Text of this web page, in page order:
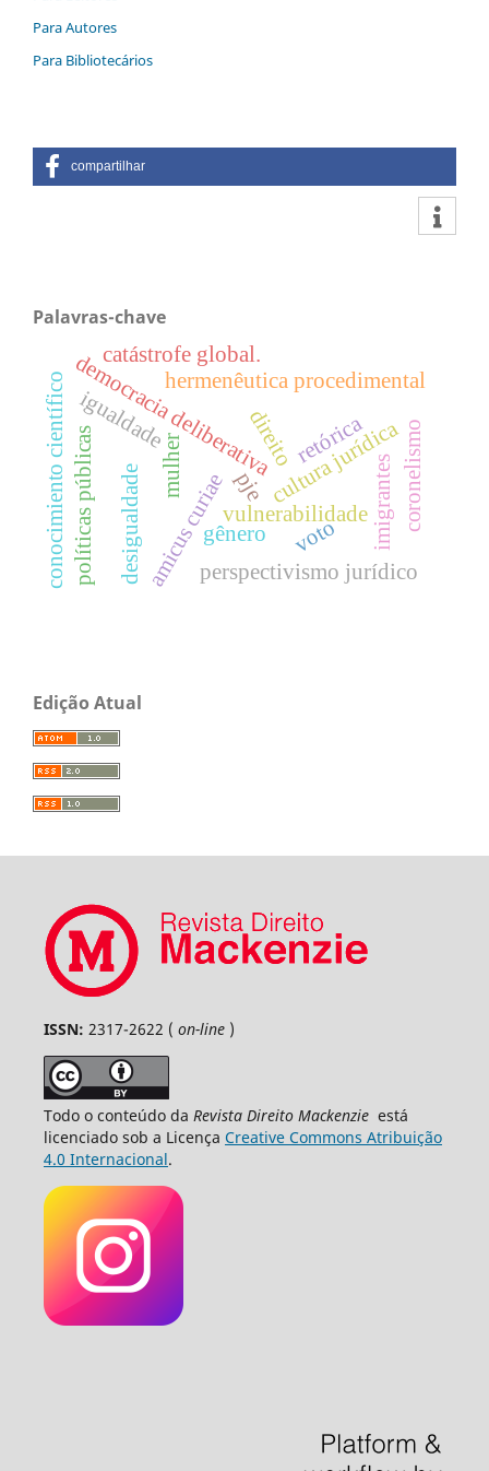
Para Autores
Para Bibliotecários
compartilhar
Palavras-chave
cultura jurídica
imigrantes
vulnerabilidade
democracia deliberativa
hermenêutica procedimental
amicus curiae
mulher
igualdade
desigualdade gênero
direito
políticas públicas perspectivismo jurídico
retórica
voto
coronelismo
conocimiento científico pje
catástrofe global.
Edição Atual
ISSN: 2317-2622 ( on-line)
Todo o conteúdo da Revista Direito Mackenzieestá
licenciado sob a Licença Creative Commons Atribuição
4.0 Internacional.